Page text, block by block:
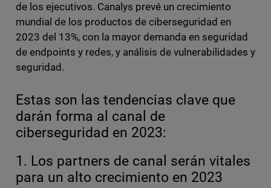
de los ejecutivos. Canalys prevé un crecimiento
mundial de los productos de ciberseguridad en
2023 del 13%, con la mayor demanda en seguridad
de endpoints y redes, y análisis de vulnerabilidades y
seguridad.
Estas son las tendencias clave que
darán forma al canal de
ciberseguridad en 2023:
1. Los partners de canal serán vitales
para un alto crecimiento en 2023